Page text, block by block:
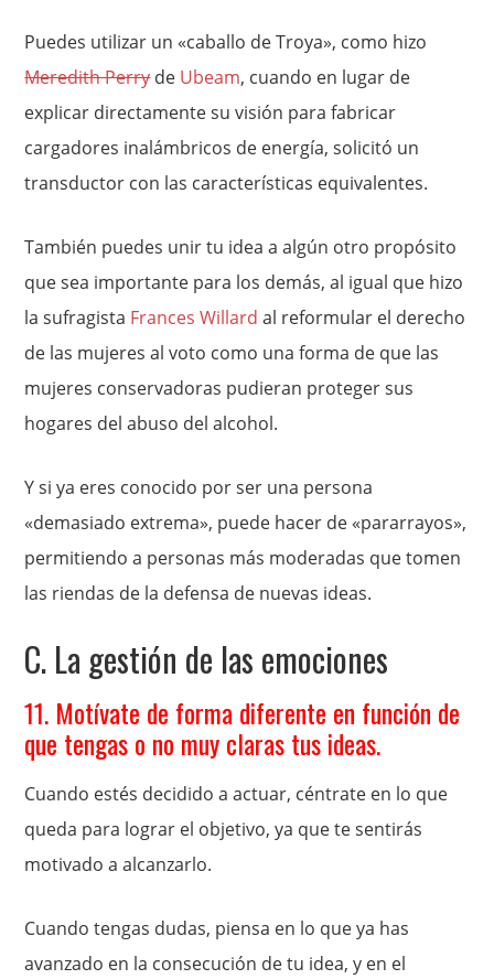
Puedes utilizar un «caballo de Troya», como hizo
Meredith Perryde Ubeam, cuando en lugar de
explicar directamente su visión para fabricar
cargadores inalámbricos de energía, solicitó un
transductor con las características equivalentes.
También puedes unir tu idea a algún otro propósito
que sea importante para los demás, al igual que hizo
la sufragista Frances Willard al reformular el derecho
de las mujeres al voto como una forma de que las
mujeres conservadoras pudieran proteger sus
hogares del abuso del alcohol.
Y si ya eres conocido por ser una persona
«demasiado extrema», puede hacer de «pararrayos»,
permitiendo a personas más moderadas que tomen
las riendas de la defensa de nuevas ideas.
C. La gestión de las emociones
11. Motívate de forma diferente en función de
que tengas o no muy claras tus ideas.
Cuando estés decidido a actuar, céntrate en lo que
queda para lograr el objetivo, ya que te sentirás
motivado a alcanzarlo.
Cuando tengas dudas, piensa en lo que ya has
avanzado en la consecución de tu idea, y en el